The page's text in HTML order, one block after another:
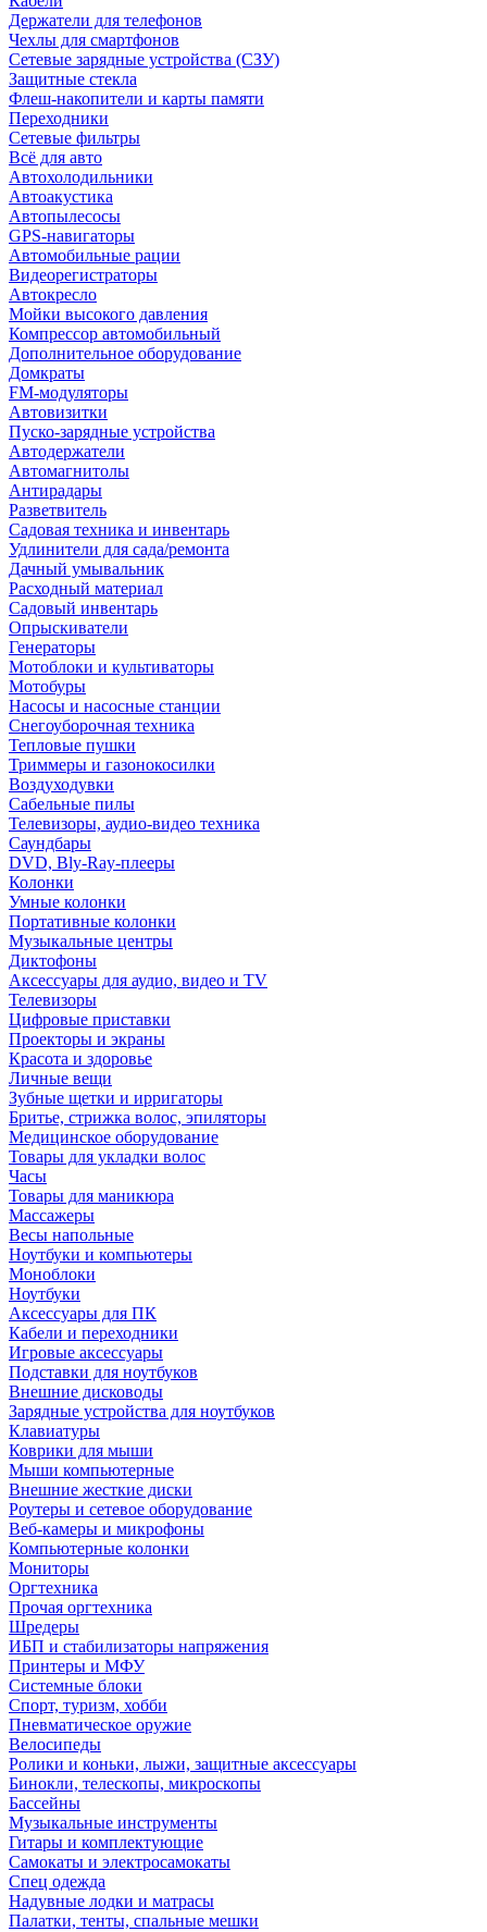
Держатели для телефонов
Чехлы для смартфонов
Сетевые зарядные устройства (СЗУ)
Защитные стекла
Флеш-накопители и карты памяти
Переходники
Сетевые фильтры
Всё для авто
Автохолодильники
Автоакустика
Автопылесосы
GPS-навигаторы
Автомобильные рации
Видеорегистраторы
Автокресло
Мойки высокого давления
Компрессор автомобильный
Дополнительное оборудование
Домкраты
FM-модуляторы
Автовизитки
Пуско-зарядные устройства
Автодержатели
Автомагнитолы
Антирадары
Разветвитель
Садовая техника и инвентарь
Удлинители для сада/ремонта
Дачный умывальник
Расходный материал
Садовый инвентарь
Опрыскиватели
Генераторы
Мотоблоки и культиваторы
Мотобуры
Насосы и насосные станции
Снегоуборочная техника
Тепловые пушки
Триммеры и газонокосилки
Воздуходувки
Сабельные пилы
Телевизоры, аудио-видео техника
Саундбары
DVD, Bly-Ray-плееры
Колонки
Умные колонки
Портативные колонки
Музыкальные центры
Диктофоны
Аксессуары для аудио, видео и TV
Телевизоры
Цифровые приставки
Проекторы и экраны
Красота и здоровье
Личные вещи
Зубные щетки и ирригаторы
Бритье, стрижка волос, эпиляторы
Медицинское оборудование
Товары для укладки волос
Часы
Товары для маникюра
Массажеры
Весы напольные
Ноутбуки и компьютеры
Моноблоки
Ноутбуки
Аксессуары для ПК
Кабели и переходники
Игровые аксессуары
Подставки для ноутбуков
Внешние дисководы
Зарядные устройства для ноутбуков
Клавиатуры
Коврики для мыши
Мыши компьютерные
Внешние жесткие диски
Роутеры и сетевое оборудование
Веб-камеры и микрофоны
Компьютерные колонки
Мониторы
Оргтехника
Прочая оргтехника
Шредеры
ИБП и стабилизаторы напряжения
Принтеры и МФУ
Системные блоки
Спорт, туризм, хобби
Пневматическое оружие
Велосипеды
Ролики и коньки, лыжи, защитные аксессуары
Бинокли, телескопы, микроскопы
Бассейны
Музыкальные инструменты
Гитары и комплектующие
Самокаты и электросамокаты
Спец одежда
Надувные лодки и матрасы
Палатки, тенты, спальные мешки